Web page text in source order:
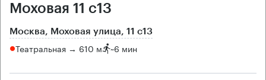
Моховая 11 с13
Москва, Моховая улица, 11 с13
Театральная → 610 м ~6 мин